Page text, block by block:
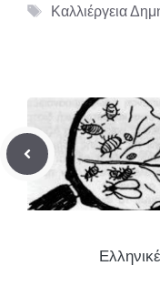
Ετικέτες
Καλλιέργεια